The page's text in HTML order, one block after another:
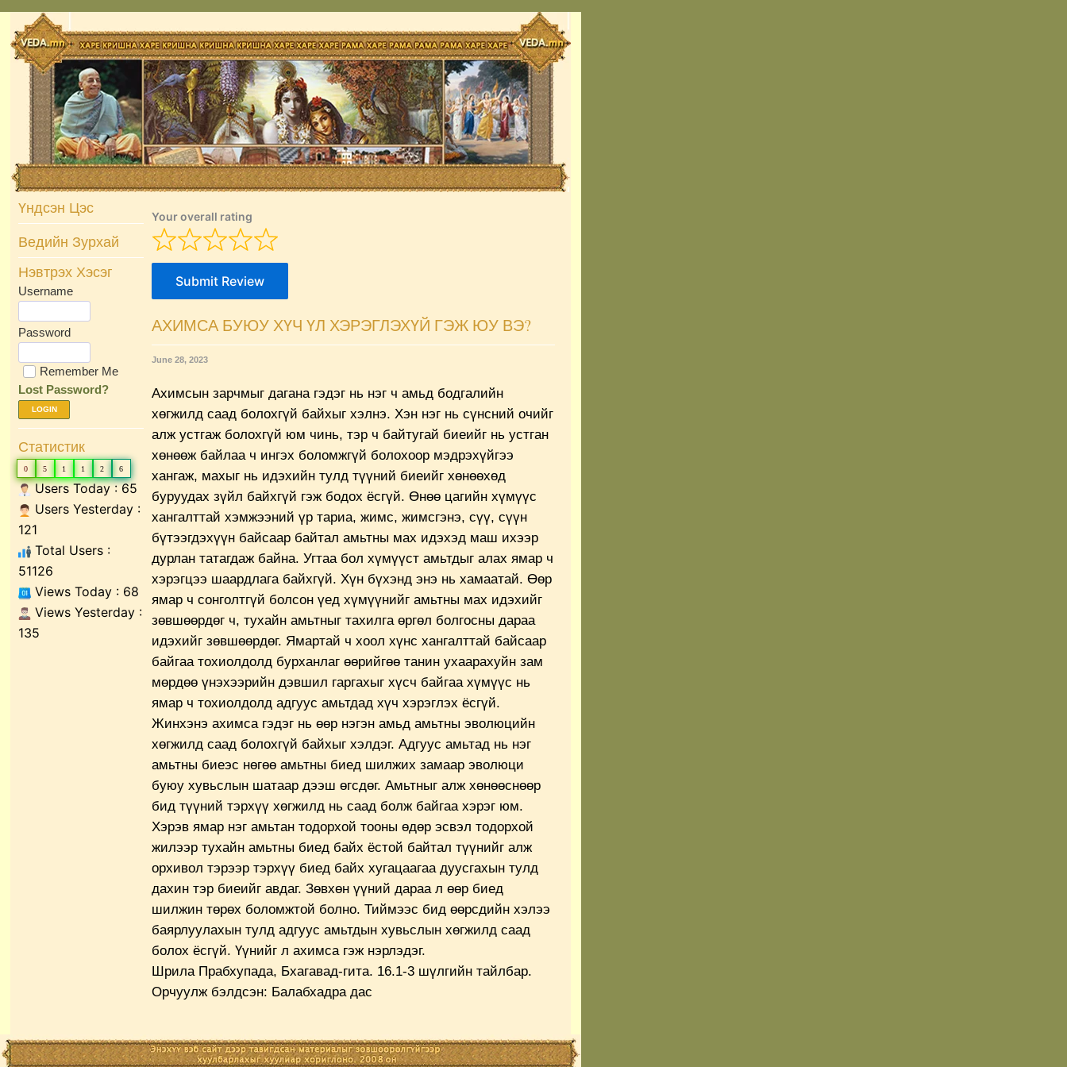
Skip
content
Үндсэн Цэс
Ведийн Зурхай
Нэвтрэх Хэсэг
Username
Password
Remember Me
Lost Password?
LOGIN
Статистик
0 5 1 1 2 6
Users Today : 65
Users Yesterday :
121
Total Users :
51126
Views Today : 68
Views Yesterday :
135
Your overall rating
Submit Review
АХИМСА БУЮУ ХҮЧ ҮЛ ХЭРЭГЛЭХҮЙ ГЭЖ ЮУ ВЭ?
June 28, 2023
Ахимсын зарчмыг дагана гэдэг нь нэг ч амьд бодгалийн
хөгжилд саад болохгүй байхыг хэлнэ. Хэн нэг нь сүнсний очийг
алж устгаж болохгүй юм чинь, тэр ч байтугай биеийг нь устган
хөнөөж байлаа ч ингэх боломжгүй болохоор мэдрэхүйгээ
хангаж, махыг нь идэхийн тулд түүний биеийг хөнөөхөд
буруудах зүйл байхгүй гэж бодох ёсгүй. Өнөө цагийн хүмүүс
хангалттай хэмжээний үр тариа, жимс, жимсгэнэ, сүү, сүүн
бүтээгдэхүүн байсаар байтал амьтны мах идэхэд маш ихээр
дурлан татагдаж байна. Угтаа бол хүмүүст амьтдыг алах ямар ч
хэрэгцээ шаардлага байхгүй. Хүн бүхэнд энэ нь хамаатай. Өөр
ямар ч сонголтгүй болсон үед хүмүүнийг амьтны мах идэхийг
зөвшөөрдөг ч, тухайн амьтныг тахилга өргөл болгосны дараа
идэхийг зөвшөөрдөг. Ямартай ч хоол хүнс хангалттай байсаар
байгаа тохиолдолд бурханлаг өөрийгөө танин ухаарахуйн зам
мөрдөө үнэхээрийн дэвшил гаргахыг хүсч байгаа хүмүүс нь
ямар ч тохиолдолд адгуус амьтдад хүч хэрэглэх ёсгүй.
Жинхэнэ ахимса гэдэг нь өөр нэгэн амьд амьтны эволюцийн
хөгжилд саад болохгүй байхыг хэлдэг. Адгуус амьтад нь нэг
амьтны биеэс нөгөө амьтны биед шилжих замаар эволюци
буюу хувьслын шатаар дээш өгсдөг. Амьтныг алж хөнөөснөөр
бид түүний тэрхүү хөгжилд нь саад болж байгаа хэрэг юм.
Хэрэв ямар нэг амьтан тодорхой тооны өдөр эсвэл тодорхой
жилээр тухайн амьтны биед байх ёстой байтал түүнийг алж
орхивол тэрээр тэрхүү биед байх хугацаагаа дуусгахын тулд
дахин тэр биеийг авдаг. Зөвхөн үүний дараа л өөр биед
шилжин төрөх боломжтой болно. Тиймээс бид өөрсдийн хэлээ
баярлуулахын тулд адгуус амьтдын хувьслын хөгжилд саад
болох ёсгүй. Үүнийг л ахимса гэж нэрлэдэг.
Шрила Прабхупада, Бхагавад-гита. 16.1-3 шүлгийн тайлбар.
Орчуулж бэлдсэн: Балабхадра дас